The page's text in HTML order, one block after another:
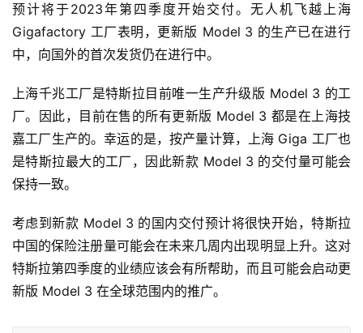
预计将于2023年第四季度开始交付。无人机飞越上海
Gigafactory 工厂表明，更新版 Model 3 的生产已在进行
中，向国外的首次发货仍在进行中。
上海千兆工厂是特斯拉目前唯一生产升级版 Model 3 的工
厂。因此，目前在售的所有更新版 Model 3 都是在上海技
嘉工厂生产的。幸运的是，按产量计算，上海 Giga 工厂也
是特斯拉最大的工厂，因此新款 Model 3 的交付量可能会
保持一致。
考虑到新款 Model 3 的国内交付预计将很快开始，特斯拉
中国的保险注册量可能会在未来几周内出现明显上升。这对
特斯拉第四季度的业绩应该会有所帮助，而且可能会启动更
新版 Model 3 在全球范围内的推广。